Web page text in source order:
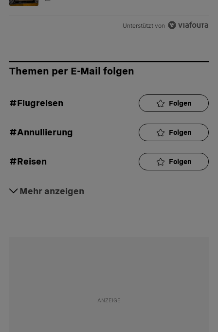
Unterstützt von
Themen per E-Mail folgen
#Flugreisen Folgen
#Annullierung Folgen
#Reisen Folgen
Mehr anzeigen
#Reiseveranstalter